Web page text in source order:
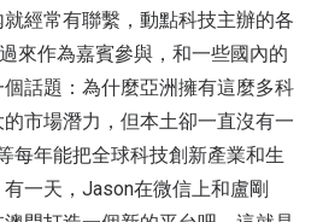
經常有聯繫，動點科技主辦的各
來作為嘉賓參與，和一些國內的
話題：為什麼亞洲擁有這麼多科
市場潛力，但本土卻一直沒有一
每年能把全球科技創新產業和生
一天，Jason在微信上和盧剛